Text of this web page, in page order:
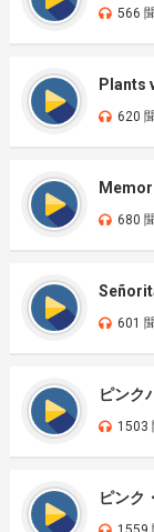
566
Plants
620
680
601
ピンク
1503
ピンク